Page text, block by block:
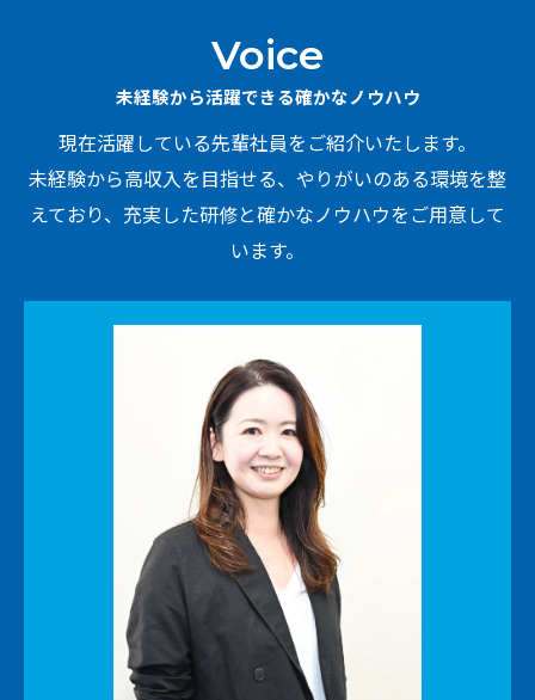
未経験から活躍できる確かなノウハウ
Voice
現在活躍している先輩社員をご紹介いたします。
未経験から高収入を目指せる、やりがいのある環境を整
えており、充実した研修と確かなノウハウをご用意して
います。
お問い合わせはこちら